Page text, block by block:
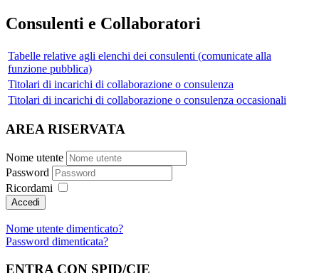
Consulenti e Collaboratori
Tabelle relative agli elenchi dei consulenti (comunicate alla
funzione pubblica)
Titolari di incarichi di collaborazione o consulenza
Titolari di incarichi di collaborazione o consulenza occasionali
AREA RISERVATA
Nome utente
Password
Ricordami
Nome utente dimenticato?
Password dimenticata?
ENTRA CON SPID/CIE